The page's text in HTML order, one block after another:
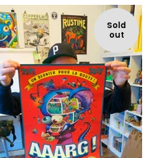
Sold
out